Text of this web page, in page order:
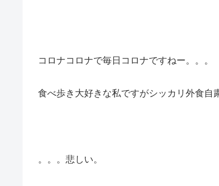
コロナコロナで毎日コロナですねー。。。
食べ歩き大好きな私ですがシッカリ外食自
。。。悲しい。